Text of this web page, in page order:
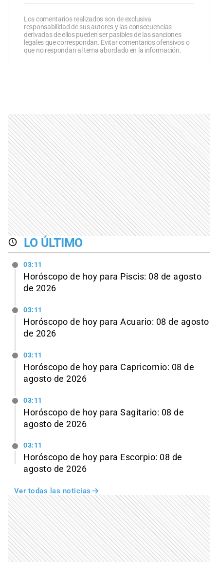
Los comentarios realizados son de exclusiva
responsabilidad de sus autores y las consecuencias
derivadas de ellos pueden ser pasibles de las sanciones
legales que correspondan. Evitar comentarios ofensivos o
que no respondan al tema abordado en la información.
LO ÚLTIMO
03:11
Horóscopo de hoy para Piscis: 08 de agosto
de 2026
03:11
Horóscopo de hoy para Acuario: 08 de agosto
de 2026
03:11
Horóscopo de hoy para Capricornio: 08 de
agosto de 2026
03:11
Horóscopo de hoy para Sagitario: 08 de
agosto de 2026
03:11
Horóscopo de hoy para Escorpio: 08 de
agosto de 2026
Ver todas las noticias